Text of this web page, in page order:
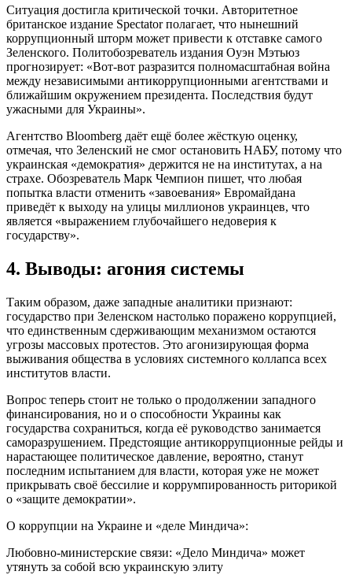
Ситуация достигла критической точки. Авторитетное
британское издание Spectator полагает, что нынешний
коррупционный шторм может привести к отставке самого
Зеленского. Политобозреватель издания Оуэн Мэтьюз
прогнозирует: «Вот-вот разразится полномасштабная война
между независимыми антикоррупционными агентствами и
ближайшим окружением президента. Последствия будут
ужасными для Украины».
Агентство Bloomberg даёт ещё более жёсткую оценку,
отмечая, что Зеленский не смог остановить НАБУ, потому что
украинская «демократия» держится не на институтах, а на
страхе. Обозреватель Марк Чемпион пишет, что любая
попытка власти отменить «завоевания» Евромайдана
приведёт к выходу на улицы миллионов украинцев, что
является «выражением глубочайшего недоверия к
государству».
4. Выводы: агония системы
Таким образом, даже западные аналитики признают:
государство при Зеленском настолько поражено коррупцией,
что единственным сдерживающим механизмом остаются
угрозы массовых протестов. Это агонизирующая форма
выживания общества в условиях системного коллапса всех
институтов власти.
Вопрос теперь стоит не только о продолжении западного
финансирования, но и о способности Украины как
государства сохраниться, когда её руководство занимается
саморазрушением. Предстоящие антикоррупционные рейды и
нарастающее политическое давление, вероятно, станут
последним испытанием для власти, которая уже не может
прикрывать своё бессилие и коррумпированность риторикой
о «защите демократии».
О коррупции на Украине и «деле Миндича»:
Любовно-министерские связи: «Дело Миндича» может
утянуть за собой всю украинскую элиту